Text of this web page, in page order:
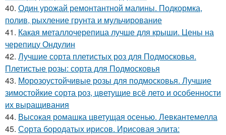
40. Один урожай ремонтантной малины. Подкормка,
полив, рыхление грунта и мульчирование
41. Какая металлочерепица лучше для крыши. Цены на
черепицу Ондулин
42. Лучшие сорта плетистых роз для Подмосковья.
Плетистые розы: сорта для Подмосковья
43. Морозоустойчивые розы для подмосковья. Лучшие
зимостойкие сорта роз, цветущие всё лето и особенности
их выращивания
44. Высокая ромашка цветущая осенью. Левкантемелла
45. Сорта бородатых ирисов. Ирисовая элита: